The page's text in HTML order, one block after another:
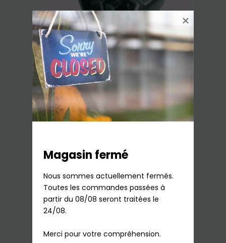
Poignée de cuve Authentique
Autocuiseur Seb-DEFINITIVEMENT
EPUISE-
Rupture de stock
7,99€TTC
Magasin fermé
Nous sommes actuellement fermés.
Toutes les commandes passées à
partir du 08/08 seront traitées le
24/08.
Merci pour votre compréhension.